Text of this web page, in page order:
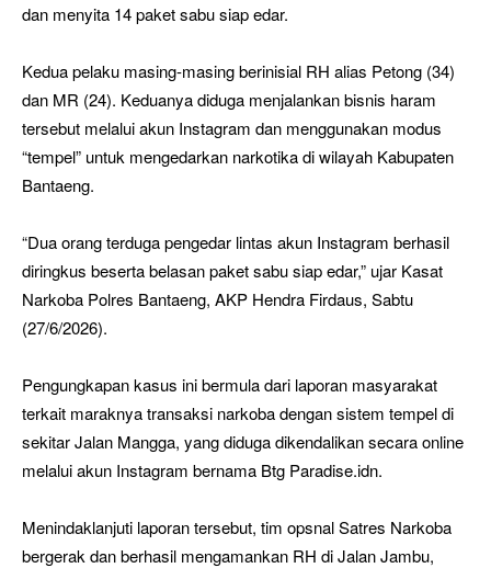
dan menyita 14 paket sabu siap edar.
Kedua pelaku masing-masing berinisial RH alias Petong (34)
dan MR (24). Keduanya diduga menjalankan bisnis haram
tersebut melalui akun Instagram dan menggunakan modus
“tempel” untuk mengedarkan narkotika di wilayah Kabupaten
Bantaeng.
“Dua orang terduga pengedar lintas akun Instagram berhasil
diringkus beserta belasan paket sabu siap edar,” ujar Kasat
Narkoba Polres Bantaeng, AKP Hendra Firdaus, Sabtu
(27/6/2026).
Pengungkapan kasus ini bermula dari laporan masyarakat
terkait maraknya transaksi narkoba dengan sistem tempel di
sekitar Jalan Mangga, yang diduga dikendalikan secara online
melalui akun Instagram bernama Btg Paradise.idn.
Menindaklanjuti laporan tersebut, tim opsnal Satres Narkoba
bergerak dan berhasil mengamankan RH di Jalan Jambu,